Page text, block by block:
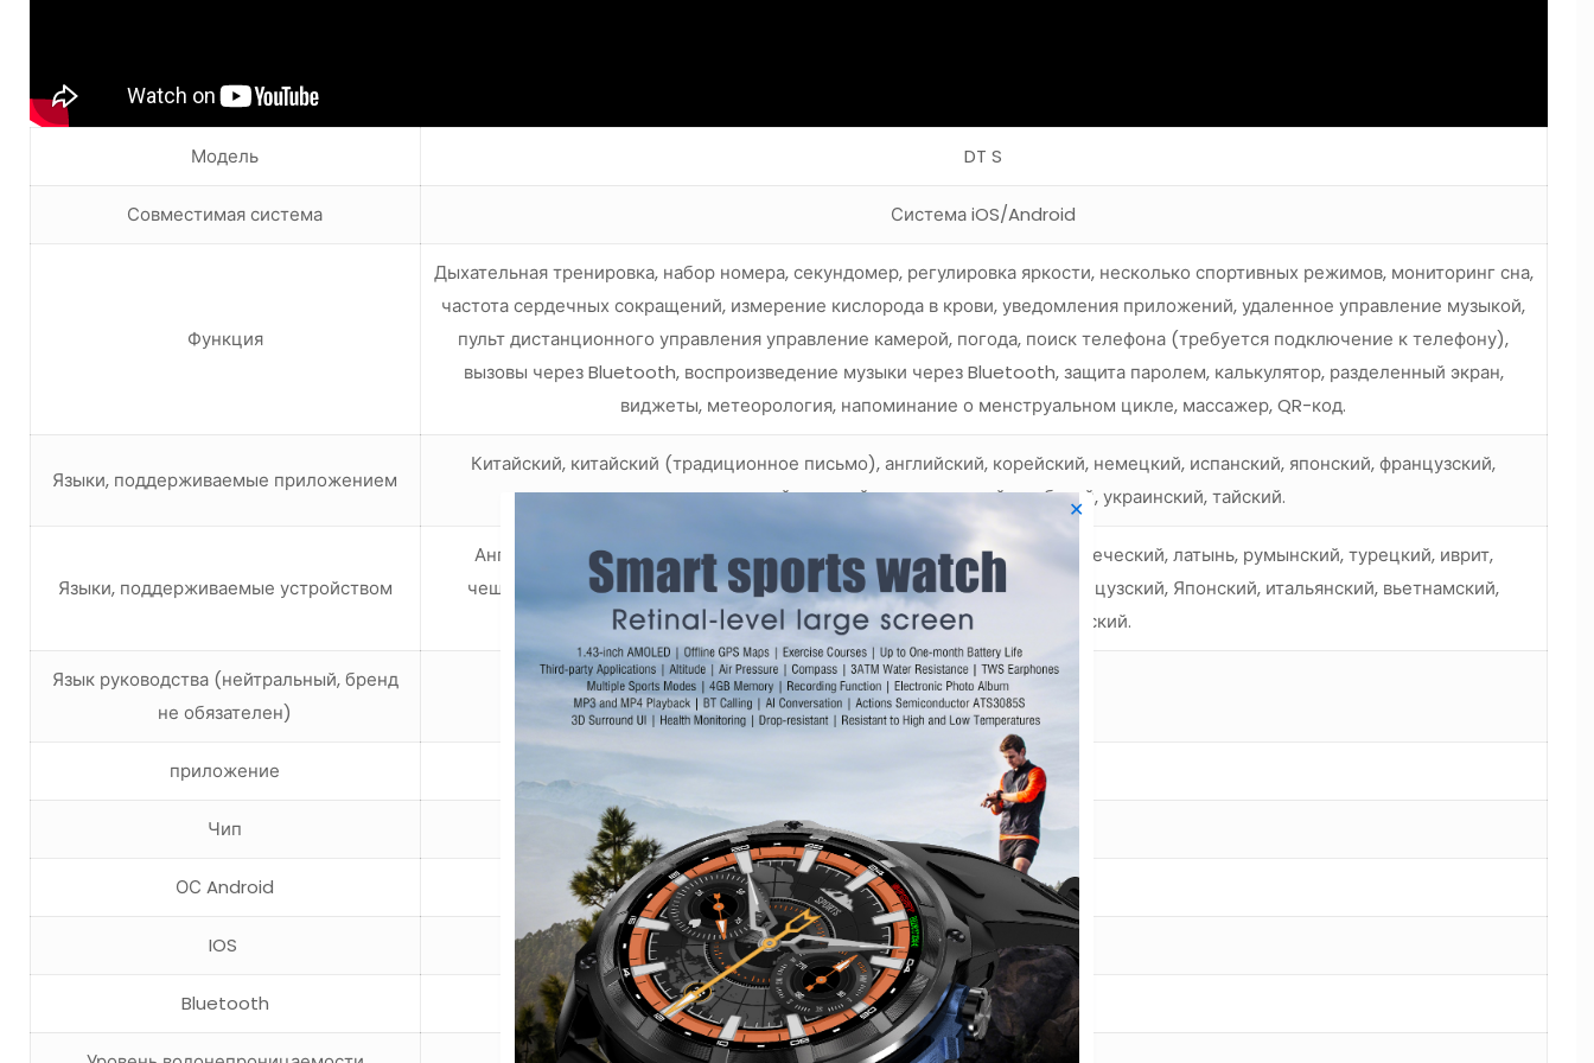
Модель DT S
Совместимая система Система iOS/Android
Функция
Дыхательная тренировка, набор номера, секундомер, регулировка яркости, несколько спортивных режимов, мониторинг сна,
частота сердечных сокращений, измерение кислорода в крови, уведомления приложений, удаленное управление музыкой,
пульт дистанционного управления управление камерой, погода, поиск телефона (требуется подключение к телефону),
вызовы через Bluetooth, воспроизведение музыки через Bluetooth, защита паролем, калькулятор, разделенный экран,
виджеты, метеорология, напоминание о менструальном цикле, массажер, QR-код.
Языки, поддерживаемые приложением
Китайский, китайский (традиционное письмо), английский, корейский, немецкий, испанский, японский, французский,
итальянский, русский, португальский, арабский, украинский, тайский.
Языки, поддерживаемые устройством
Английский, китайский, китайский (традиционное письмо), датский, греческий, латынь, румынский, турецкий, иврит,
чешский, польский, испанский, немецкий, русский, португальский, французский, Японский, итальянский, вьетнамский,
корейский, арабский, персидский.
Язык руководства (нейтральный, бренд
не обязателен)
Китайский, английский
приложение WearPro
Чип RTL8762DK
ОС Android Android 4.4 и выше
IOS Apple iOS 8.0 и выше
Bluetooth Двойной Bluetooth 5.0
✕